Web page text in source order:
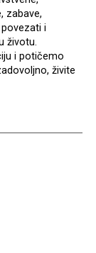
zabave,
i
životu.
i potičemo
živite